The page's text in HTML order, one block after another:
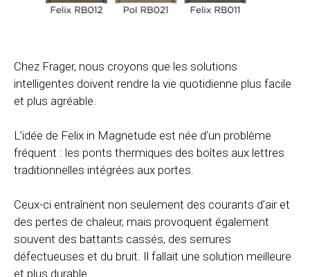
Chez Frager, nous croyons que les solutions
intelligentes doivent rendre la vie quotidienne plus facile
et plus agréable.
L’idée de Felix in Magnetude est née d’un problème
fréquent : les ponts thermiques des boîtes aux lettres
traditionnelles intégrées aux portes.
Ceux-ci entraînent non seulement des courants d’air et
des pertes de chaleur, mais provoquent également
souvent des battants cassés, des serrures
défectueuses et du bruit. Il fallait une solution meilleure
et plus durable.